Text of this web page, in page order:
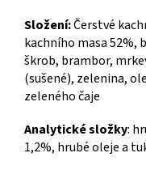
Složení:Čerstvé
kachního masa 52%,
škrob, brambor,
(sušené), zelenina,
zeleného čaje
Analytické složky:
1,2%, hrubé oleje a